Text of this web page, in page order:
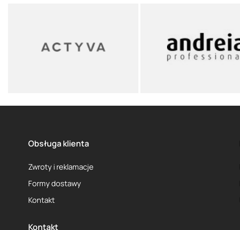
Obsługa klienta
Zwroty i reklamacje
Formy dostawy
Kontakt
Kontakt